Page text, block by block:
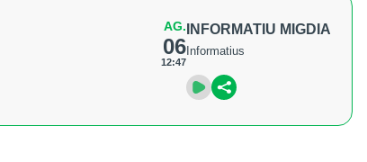
AG.
06
12:47
INFORMATIU MIGDIA
Informatius